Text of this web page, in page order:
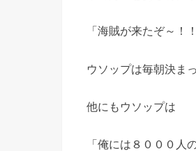
「海賊が来たぞ～！
ウソップは毎朝決ま
他にもウソップは
「俺には８０００人